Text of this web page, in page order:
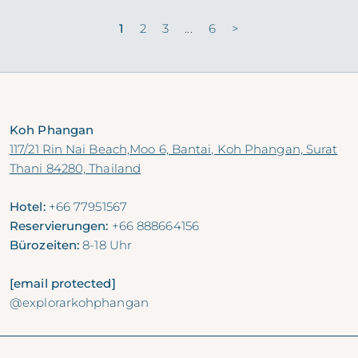
MEHR ERFAHREN
1 2 3 ... 6 >
Koh Phangan
117/21 Rin Nai Beach,Moo 6, Bantai, Koh Phangan, Surat
Thani 84280, Thailand
Hotel: +66 77951567
Reservierungen: +66 888664156
Bürozeiten: 8-18 Uhr
[email protected]
@explorarkohphangan